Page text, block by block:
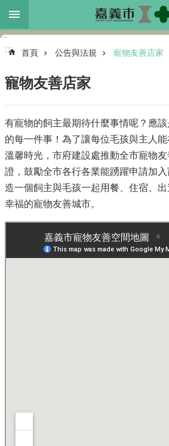
跳到主要內容區塊
進
階
本
處
介
各
科
務
新
:::
:::
首頁 公告與法規 寵物友善店家
寵物友善店家
有寵物的飼主最期待什麼事情呢？應
的每一件事！為了讓每位毛孩與主人
溫馨時光，市府建設處推動全市寵物
證，鼓勵全市各行各業能踴躍申請加
造一個飼主與毛孩一起用餐、住宿、
幸福的寵物友善城市。